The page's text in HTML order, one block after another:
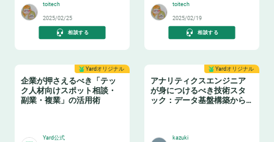
toitech
2025/02/25
相談する
toitech
2025/02/19
相談する
Yardオリジナル
企業が押さえるべき「テッ
ク人材向けスポット相談・
副業・複業」の活用術
Yard公式
Yardオリジナル
アナリティクスエンジニア
が身につけるべき技術スタ
ック：データ基盤構築からBI
kazuki